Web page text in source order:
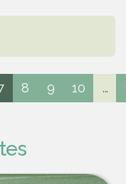
8 9 10 ...